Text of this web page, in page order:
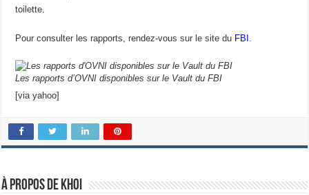
toilette.
Pour consulter les rapports, rendez-vous sur le site du FBI
Les rapports d’OVNI disponibles sur le Vault du FBI
[via yahoo]
À propos de Khoi